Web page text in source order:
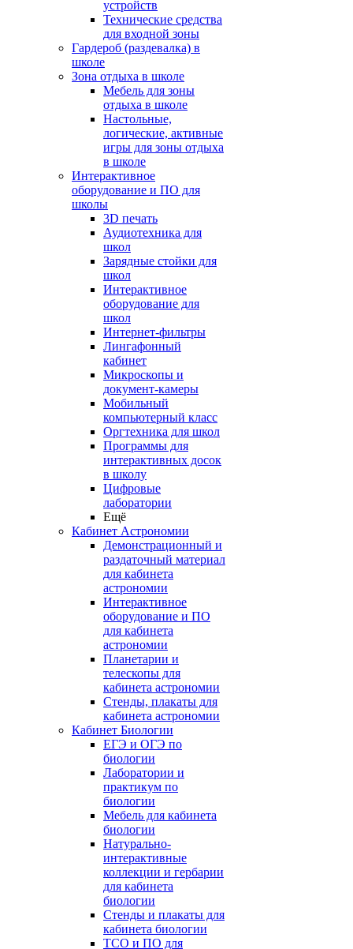
устройств
Технические средства
для входной зоны
Гардероб (раздевалка) в
школе
Зона отдыха в школе
Мебель для зоны
отдыха в школе
Настольные,
логические, активные
игры для зоны отдыха
в школе
Интерактивное
оборудование и ПО для
школы
3D печать
Аудиотехника для
школ
Зарядные стойки для
школ
Интерактивное
оборудование для
школ
Интернет-фильтры
Лингафонный
кабинет
Микроскопы и
документ-камеры
Мобильный
компьютерный класс
Оргтехника для школ
Программы для
интерактивных досок
в школу
Цифровые
лаборатории
Ещё
Кабинет Астрономии
Демонстрационный и
раздаточный материал
для кабинета
астрономии
Интерактивное
оборудование и ПО
для кабинета
астрономии
Планетарии и
телескопы для
кабинета астрономии
Стенды, плакаты для
кабинета астрономии
Кабинет Биологии
ЕГЭ и ОГЭ по
биологии
Лаборатории и
практикум по
биологии
Мебель для кабинета
биологии
Натурально-
интерактивные
коллекции и гербарии
для кабинета
биологии
Стенды и плакаты для
кабинета биологии
ТСО и ПО для